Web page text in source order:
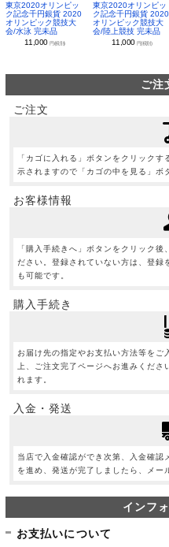
東京2020オリンピッ
ク記念千円銀貨 2020
オリンピック競技大
会/水泳 完未品
11,000円(税別)
東京2020オリンピッ
ク記念千円銀貨 2020
オリンピック競技大
会/陸上競技 完未品
11,000 円(税別)
ご注
ご注文
「カゴに入れる」ボタンをクリック
示されますので「カゴの中を見る」ボ
お客様情報
「購入手続きへ」ボタンをクリック
ださい。登録されていない方は、登録
も可能です。
購入手続き
お届け先の指定やお支払い方法等をご
上、ご注文完了ページへお進みくださ
れます。
入金・発送
当店で入金確認ができ次第、入金確認
を進め、発送が完了しましたら、メー
インフ
お支払いについて